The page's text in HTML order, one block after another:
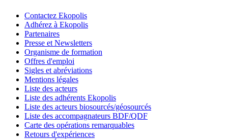
Contactez Ekopolis
Adhérez à Ekopolis
Partenaires
Presse et Newsletters
Organisme de formation
Offres d'emploi
Sigles et abréviations
Mentions légales
Liste des acteurs
Liste des adhérents Ekopolis
Liste des acteurs biosourcés/géosourcés
Liste des accompagnateurs BDF/QDF
Carte des opérations remarquables
Retours d'expériences